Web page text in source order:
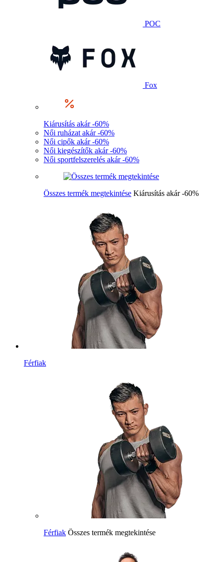
POC
Fox
Kiárusítás akár -60%
Női ruházat akár -60%
Női cipők akár -60%
Női kiegészítők akár -60%
Női sportfelszerelés akár -60%
Összes termék megtekintése Kiárusítás akár -60%
Férfiak
Férfiak Összes termék megtekintése